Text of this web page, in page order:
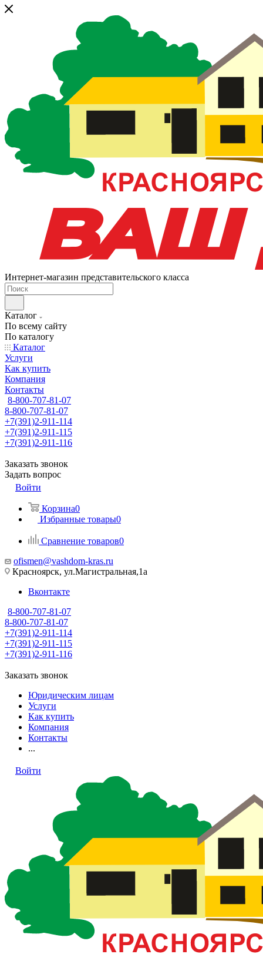
Интернет-магазин представительского класса
Каталог
По всему сайту
По каталогу
Каталог
Услуги
Как купить
Компания
Контакты
8-800-707-81-07
8-800-707-81-07
+7(391)2-911-114
+7(391)2-911-115
+7(391)2-911-116
Заказать звонок
Задать вопрос
Войти
Корзина0
Избранные товары0
Сравнение товаров0
ofismen@vashdom-kras.ru
Красноярск, ул.Магистральная,1а
Вконтакте
8-800-707-81-07
8-800-707-81-07
+7(391)2-911-114
+7(391)2-911-115
+7(391)2-911-116
Заказать звонок
Юридическим лицам
Услуги
Как купить
Компания
Контакты
...
Войти